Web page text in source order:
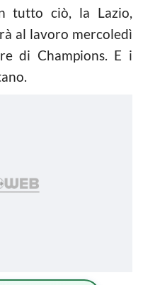
tutto ciò, la Lazio,
al lavoro mercoledì
di Champions. E i